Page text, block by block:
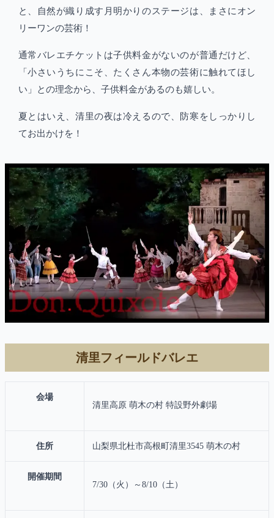
と、自然が織り成す月明かりのステージは、まさにオン
リーワンの芸術！
通常バレエチケットは子供料金がないのが普通だけど、
「小さいうちにこそ、たくさん本物の芸術に触れてほし
い」との理念から、子供料金があるのも嬉しい。
夏とはいえ、清里の夜は冷えるので、防寒をしっかりし
てお出かけを！
清里フィールドバレエ
会場
清里高原 萌木の村 特設野外劇場
住所 山梨県北杜市高根町清里3545 萌木の村
開催期間
7/30（火）～8/10（土）